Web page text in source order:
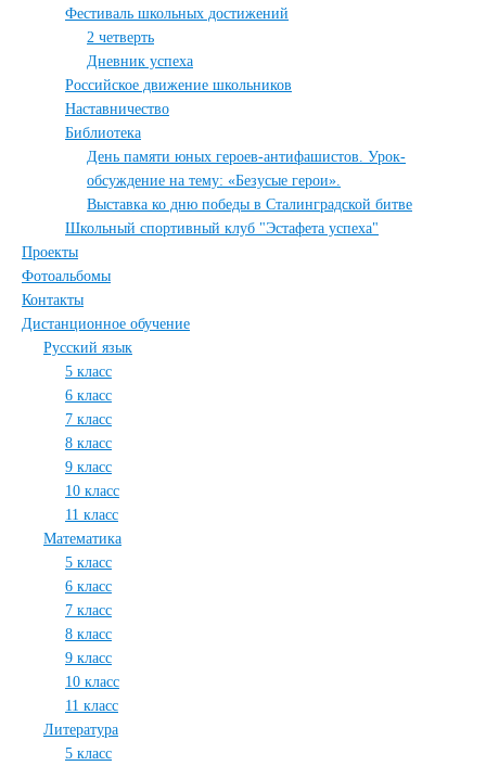
Фестиваль школьных достижений
2 четверть
Дневник успеха
Российское движение школьников
Наставничество
Библиотека
День памяти юных героев-антифашистов. Урок-
обсуждение на тему: «Безусые герои».
Выставка ко дню победы в Сталинградской битве
Школьный спортивный клуб "Эстафета успеха"
Проекты
Фотоальбомы
Контакты
Дистанционное обучение
Русский язык
5 класс
6 класс
7 класс
8 класс
9 класс
10 класс
11 класс
Математика
5 класс
6 класс
7 класс
8 класс
9 класс
10 класс
11 класс
Литература
5 класс